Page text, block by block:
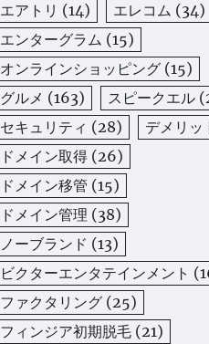
エアトリ (14) エレコム (34)
エンターグラム (15)
オンラインショッピング (15)
グルメ (163) スピークエル
セキュリティ (28) デメリッ
ドメイン取得 (26)
ドメイン移管 (15)
ドメイン管理 (38)
ノーブランド (13)
ビクターエンタテインメント
ファクタリング (25)
フィンジア初期脱毛 (21)